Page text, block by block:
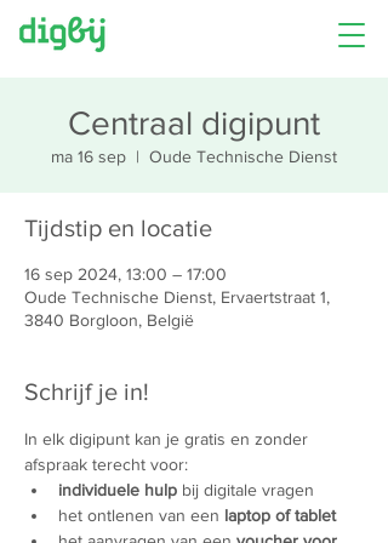
Centraal digipunt
ma 16 sep
  |
Oude Technische Dienst
Tijdstip en locatie
16 sep 2024, 13:00 – 17:00
Oude Technische Dienst, Ervaertstraat 1,
3840 Borgloon, België
Schrijf je in!
In elk digipunt kan je gratis en zonder
afspraak terecht voor:
individuele hulp bij digitale vragen
het ontlenen van een laptop of tablet